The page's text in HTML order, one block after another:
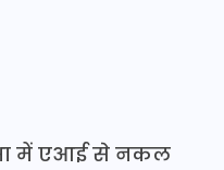
में एआई से नकल